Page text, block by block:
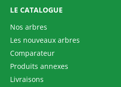
LE CATALOGUE
Nos arbres
Les nouveaux arbres
Comparateur
Produits annexes
Livraisons